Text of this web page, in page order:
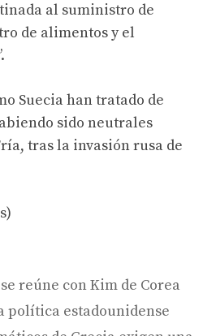
al suministro de
de alimentos y el
Suecia han tratado de
sido neutrales
tras la invasión rusa de
reúne con Kim de Corea
política estadounidense